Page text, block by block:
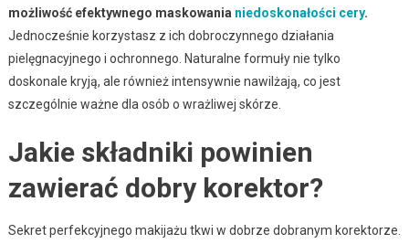
możliwość efektywnego maskowania niedoskonałości cery.
Jednocześnie korzystasz z ich dobroczynnego działania
pielęgnacyjnego i ochronnego. Naturalne formuły nie tylko
doskonale kryją, ale również intensywnie nawilżają, co jest
szczególnie ważne dla osób o wrażliwej skórze.
Jakie składniki powinien
zawierać dobry korektor?
Sekret perfekcyjnego makijażu tkwi w dobrze dobranym korektorze.